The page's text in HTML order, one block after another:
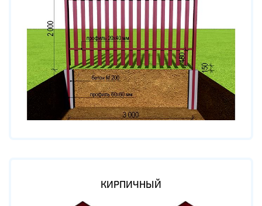
КИРПИЧНЫЙ